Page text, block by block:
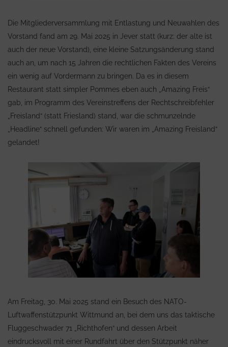
Die Mitgliederversammlung mit Entlastung und Neuwahlen des
Vorstand fand am 29. Mai 2025 in Jever statt (kurz: der alte ist
auch der neue Vorstand), eine kleine Satzungsänderung stand
auch an, um nach 15 Jahren die rechtlichen Fakten des Vereins
ein wenig auf Vordermann zu bringen. Da es in diesem
Restaurant statt simpler Pommes eben auch „Amazing Freis“
gab, im Programm des Vereinstreffens der Rechtschreibfehler
„Freisland“ (statt Friesland) stand, war die schmunzelnde
„Headline“ schnell gefunden: Wir waren im „Amazing Freisland“
gelandet!
Am Freitag, 30. Mai 2025 stand ein Besuch des NATO-
Luftwaffenstützpunkt Wittmund an, bei dem uns das taktische
Fluggeschwader 71 „Richthofen“ und dessen Arbeit
eindrucksvoll mit einer Rundfahrt über den Stützpunkt näher